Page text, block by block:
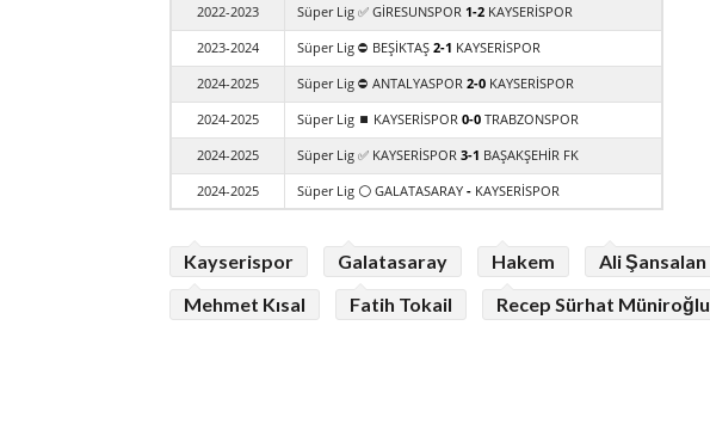
2022-2023
Süper Lig ✅ GİRESUNSPOR 1-2 KAYSERİSPOR
2023-2024
Süper Lig ⛔ BEŞİKTAŞ 2-1 KAYSERİSPOR
2024-2025
Süper Lig ⛔ ANTALYASPOR 2-0 KAYSERİSPOR
2024-2025
Süper Lig ⏹️ KAYSERİSPOR 0-0 TRABZONSPOR
2024-2025
Süper Lig ✅ KAYSERİSPOR 3-1 BAŞAKŞEHİR FK
2024-2025
Süper Lig ⚪ GALATASARAY - KAYSERİSPOR
Kayserispor Galatasaray Hakem Ali Şansalan
Mehmet Kısal
Fatih Tokail Recep Sürhat Müniroğlu